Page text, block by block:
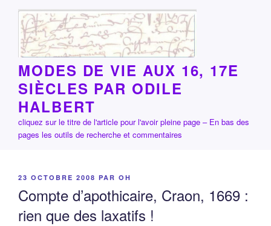
contenu
principal
MODES DE VIE AUX 16, 17E
SIÈCLES PAR ODILE
HALBERT
cliquez sur le titre de l'article pour l'avoir pleine page – En bas des
pages les outils de recherche et commentaires
PUBLIÉ
23 OCTOBRE 2008 PAR OH
Compte d’apothicaire, Craon, 1669 :
rien que des laxatifs !